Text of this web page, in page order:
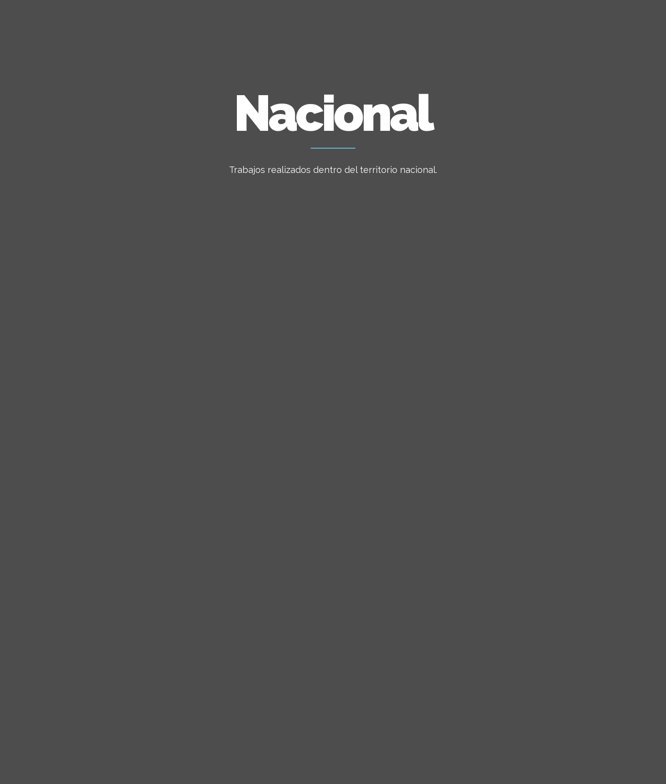
Nacional
Trabajos realizados dentro del territorio nacional.